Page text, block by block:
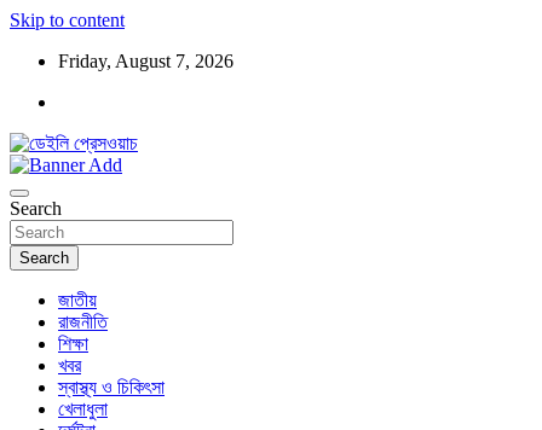
Skip to content
Friday, August 7, 2026
ডেইলি প্রেসওয়াচ
Search
Search
জাতীয়
রাজনীতি
শিক্ষা
খবর
স্বাস্থ্য ও চিকিৎসা
খেলাধুলা